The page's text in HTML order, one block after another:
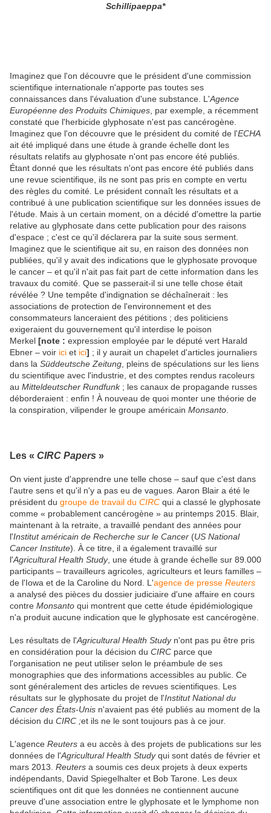
Schillipaeppa*
Imaginez que l'on découvre que le président d'une commission
scientifique internationale n'apporte pas toutes ses
connaissances dans l'évaluation d'une substance. L'Agence
Européenne des Produits Chimiques , par exemple, a récemment
constaté que l'herbicide glyphosate n'est pas cancérogène.
Imaginez que l'on découvre que le président du comité de l'ECHA
ait été impliqué dans une étude à grande échelle dont les
résultats relatifs au glyphosate n'ont pas encore été publiés.
Étant donné que les résultats n'ont pas encore été publiés dans
une revue scientifique, ils ne sont pas pris en compte en vertu
des règles du comité. Le président connaît les résultats et a
contribué à une publication scientifique sur les données issues de
l'étude. Mais à un certain moment, on a décidé d'omettre la partie
relative au glyphosate dans cette publication pour des raisons
d'espace ; c'est ce qu'il déclarera par la suite sous serment.
Imaginez que le scientifique ait su, en raison des données non
publiées, qu'il y avait des indications que le glyphosate provoque
le cancer – et qu'il n'ait pas fait part de cette information dans les
travaux du comité. Que se passerait-il si une telle chose était
révélée ? Une tempête d'indignation se déchaînerait : les
associations de protection de l'environnement et des
consommateurs lanceraient des pétitions ; des politiciens
exigeraient du gouvernement qu'il interdise le poison
Merkel [note : expression employée par le député vert Harald
Ebner – voir ici et ici] ; il y aurait un chapelet d'articles journaliers
dans la Süddeutsche Zeitung pleins de spéculations sur les liens
du scientifique avec l'industrie, et des comptes rendus racoleurs
au Mitteldeutscher Rundfunk; les canaux de propagande russes
déborderaient : enfin ! À nouveau de quoi monter une théorie de
la conspiration, vilipender le groupe américain Monsanto
Les « CIRC Papers »
On vient juste d'apprendre une telle chose – sauf que c'est dans
l'autre sens et qu'il n'y a pas eu de vagues. Aaron Blair a été le
président du groupe de travail du CIRC qui a classé le glyphosate
comme « probablement cancérogène » au printemps 2015. Blair,
maintenant à la retraite, a travaillé pendant des années pour
l'Institut américain de Recherche sur le Cancer (US National
Cancer Institute). À ce titre, il a également travaillé sur
l'Agricultural Health Study, une étude à grande échelle sur 89.000
participants – travailleurs agricoles, agriculteurs et leurs familles –
de l'Iowa et de la Caroline du Nord. L'agence de presse Reuters
a analysé des pièces du dossier judiciaire d'une affaire en cours
contre Monsanto qui montrent que cette étude épidémiologique
n'a produit aucune indication que le glyphosate est cancérogène.
Les résultats de l'Agricultural Health Studyn'ont pas pu être pris
en considération pour la décision du CIRC parce que
l'organisation ne peut utiliser selon le préambule de ses
monographies que des informations accessibles au public. Ce
sont généralement des articles de revues scientifiques. Les
résultats sur le glyphosate du projet de l'Institut National du
Cancer des États-Unis n'avaient pas été publiés au moment de la
décision du CIRC ;et ils ne le sont toujours pas à ce jour.
L'agence Reuters a eu accès à des projets de publications sur les
données de l'Agricultural Health Studyqui sont datés de février et
mars 2013. Reuters a soumis ces deux projets à deux experts
indépendants, David Spiegelhalter et Bob Tarone. Les deux
scientifiques ont dit que les données ne contiennent aucune
preuve d'une association entre le glyphosate et le lymphome non